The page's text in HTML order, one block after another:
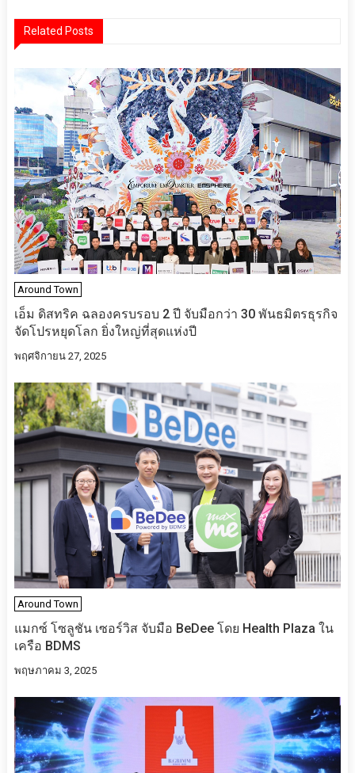
Related Posts
Around Town
เอ็ม ดิสทริค ฉลองครบรอบ 2 ปี จับมือกว่า 30 พันธมิตรธุรกิจ
จัดโปรหยุดโลก ยิ่งใหญ่ที่สุดแห่งปี
พฤศจิกายน 27, 2025
Around Town
แมกซ์ โซลูชัน เซอร์วิส จับมือ BeDee โดย Health Plaza ใน
เครือ BDMS
พฤษภาคม 3, 2025